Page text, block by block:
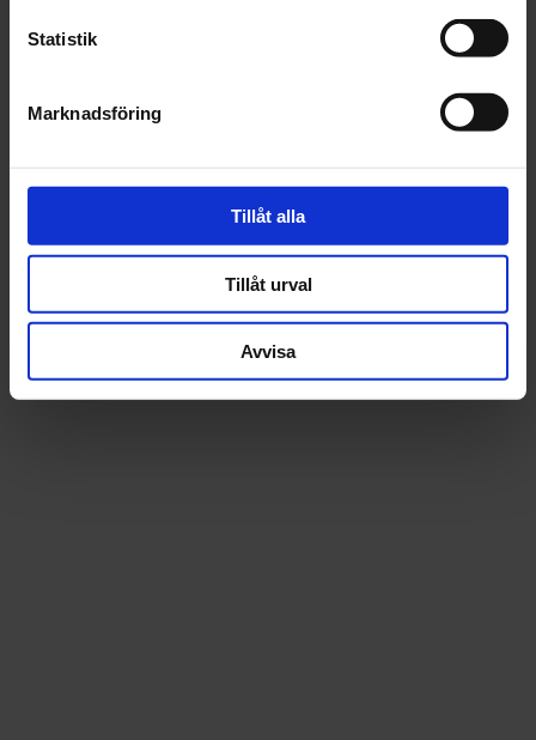
Statistik
Marknadsföring
Tillåt alla
Tillåt urval
Avvisa
Recensioner